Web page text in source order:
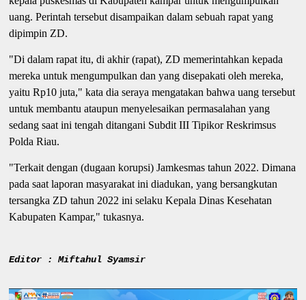
uang. Perintah tersebut disampaikan dalam sebuah rapat yang
dipimpin ZD.
"Di dalam rapat itu, di akhir (rapat), ZD memerintahkan kepada
mereka untuk mengumpulkan dan yang disepakati oleh mereka,
yaitu Rp10 juta," kata dia seraya mengatakan bahwa uang tersebut
untuk membantu ataupun menyelesaikan permasalahan yang
sedang saat ini tengah ditangani Subdit III Tipikor Reskrimsus
Polda Riau.
"Terkait dengan (dugaan korupsi) Jamkesmas tahun 2022. Dimana
pada saat laporan masyarakat ini diadukan, yang bersangkutan
tersangka ZD tahun 2022 ini selaku Kepala Dinas Kesehatan
Kabupaten Kampar," tukasnya.
Editor : Miftahul Syamsir